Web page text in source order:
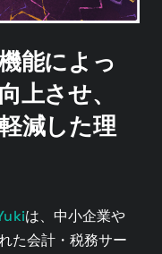
能によっ
上させ、
減した理
は、中小企業や
た会計・税務サー